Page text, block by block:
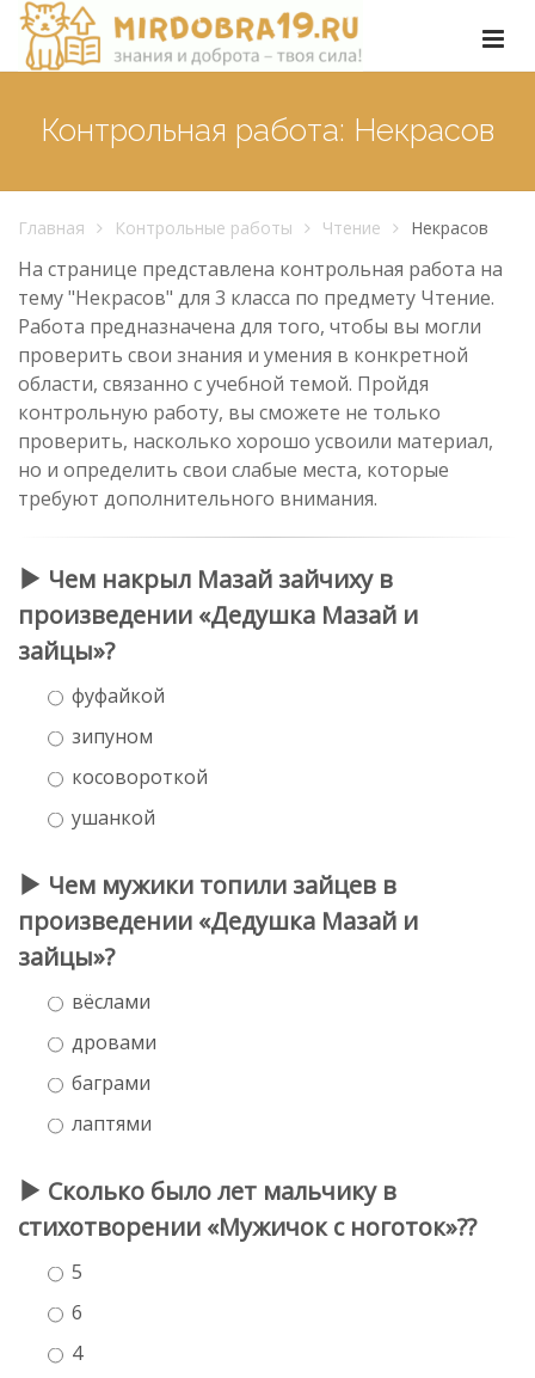
Контрольная работа: Некрасов
Главная Контрольные работы Чтение Некрасов
На странице представлена контрольная работа на
тему "Некрасов" для 3 класса по предмету Чтение.
Работа предназначена для того, чтобы вы могли
проверить свои знания и умения в конкретной
области, связанно с учебной темой. Пройдя
контрольную работу, вы сможете не только
проверить, насколько хорошо усвоили материал,
но и определить свои слабые места, которые
требуют дополнительного внимания.
Чем накрыл Мазай зайчиху в
произведении «Дедушка Мазай и
зайцы»?
фуфайкой
зипуном
косовороткой
ушанкой
Чем мужики топили зайцев в
произведении «Дедушка Мазай и
зайцы»?
вёслами
дровами
баграми
лаптями
Сколько было лет мальчику в
стихотворении «Мужичок с ноготок»??
5
6
4